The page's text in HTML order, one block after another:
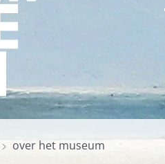
over het museum